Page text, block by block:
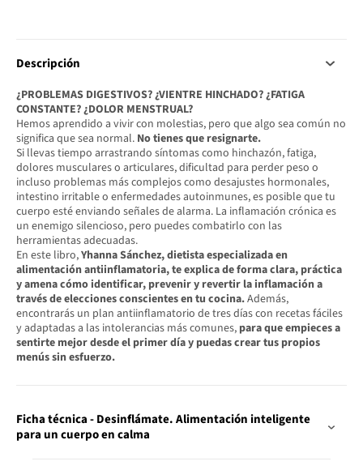
Descripción
¿PROBLEMAS DIGESTIVOS? ¿VIENTRE HINCHADO? ¿FATIGA
CONSTANTE? ¿DOLOR MENSTRUAL?
Hemos aprendido a vivir con molestias, pero que algo sea común no
significa que sea normal. No tienes que resignarte.
Si llevas tiempo arrastrando síntomas como hinchazón, fatiga,
dolores musculares o articulares, dificultad para perder peso o
incluso problemas más complejos como desajustes hormonales,
intestino irritable o enfermedades autoinmunes, es posible que tu
cuerpo esté enviando señales de alarma. La inflamación crónica es
un enemigo silencioso, pero puedes combatirlo con las
herramientas adecuadas.
En este libro,Yhanna Sánchez, dietista especializada en
alimentación antiinflamatoria, te explica de forma clara, práctica
y amena cómo identificar, prevenir y revertir la inflamación a
través de elecciones conscientes en tu cocina.Además,
encontrarás un plan antiinflamatorio de tres días con recetas fáciles
y adaptadas a las intolerancias más comunes, para que empieces a
sentirte mejor desde el primer día y puedas crear tus propios
menús sin esfuerzo.
Ficha técnica - Desinflámate. Alimentación inteligente
para un cuerpo en calma